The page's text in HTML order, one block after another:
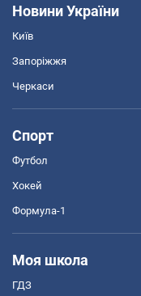
Новини України
Київ
Запоріжжя
Черкаси
Спорт
Футбол
Хокей
Формула-1
Моя школа
ГДЗ